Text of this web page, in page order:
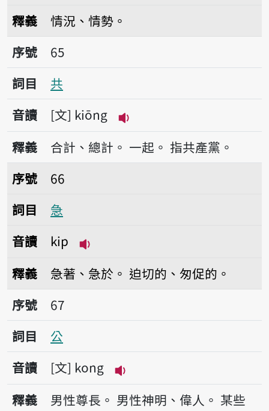
釋義
情況、情勢。
序號65共
序號
65
詞目
共
音讀
文 kiōng
播放音讀kiōng
釋義 合計、總計。 一起。 指共產黨。
序號66急
序號
66
詞目
急
音讀
kip
釋義 急著、急於。 迫切的、匆促的。
序號67公
序號
67
詞目
公
音讀
文 kong
播放音讀kong
釋義 男性尊長。 男性神明、偉人。 某些